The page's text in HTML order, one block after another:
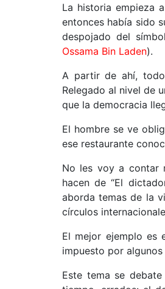
La historia empieza
entonces había sido
despojado del
Ossama Bin Laden).
A partir de ahí,
Relegado al nivel de
que la democracia
El hombre se ve
ese restaurante
No les voy a contar
hacen de “El
aborda temas de la
círculos
El mejor ejemplo es
impuesto por
Este tema se